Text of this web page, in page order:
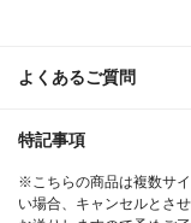
よくあるご質問
特記事項
※こちらの商品は複数サ
い場合、キャンセルとさ